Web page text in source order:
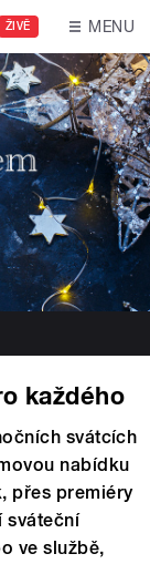
ŽIVĚ MENU
každého
svátcích
nabídku
přes premiéry
sváteční
ve službě,